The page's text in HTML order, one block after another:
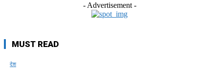
- Advertisement -
MUST READ
देश